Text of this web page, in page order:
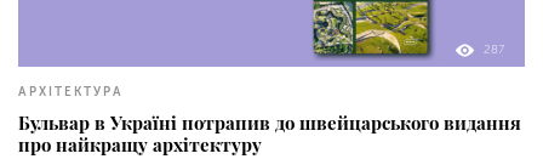
287
АРХІТЕКТУРА
Бульвар в Україні потрапив до швейцарського видання
про найкращу архітектуру